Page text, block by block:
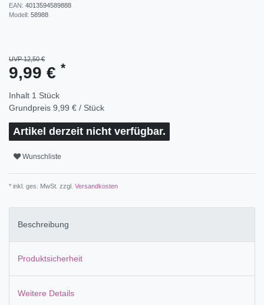
EAN: 4013594589888
Modell: 58988
UVP 12,50 €
9,99 € *
Inhalt 1 Stück
Grundpreis 9,99 € / Stück
Artikel derzeit nicht verfügbar.
Wunschliste
* inkl. ges. MwSt. zzgl. Versandkosten
Beschreibung
Produktsicherheit
Weitere Details